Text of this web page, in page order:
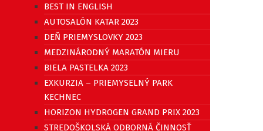
BEST IN ENGLISH
AUTOSALÓN KATAR 2023
DEŇ PRIEMYSLOVKY 2023
MEDZINÁRODNÝ MARATÓN MIERU
BIELA PASTELKA 2023
EXKURZIA – PRIEMYSELNÝ PARK
KECHNEC
HORIZON HYDROGEN GRAND PRIX 2023
STREDOŠKOLSKÁ ODBORNÁ ČINNOSŤ